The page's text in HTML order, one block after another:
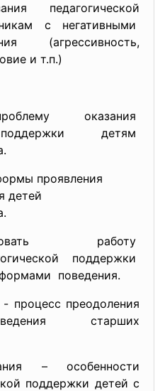
педагогической
с негативными
(агрессивность,
и т.п.)
оказания
поддержки детям
проявления
детей
работу
поддержки
поведения.
процесс преодоления
старших
– особенности
поддержки детей с